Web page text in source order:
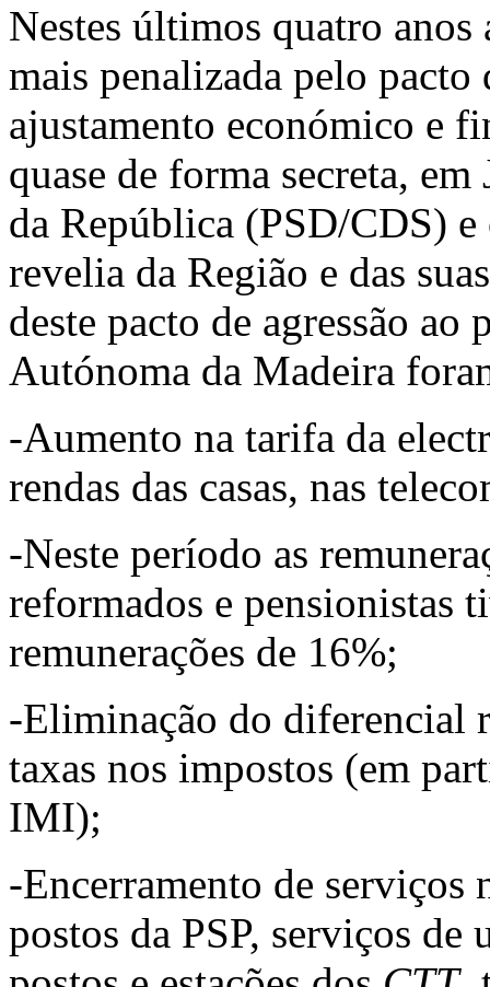
Nestes últimos quatro
mais penalizada pelo pacto
ajustamento económico e
quase de forma secreta,
da República (PSD/CDS)
revelia da Região e das
deste pacto de agressão
Autónoma da Madeira
-Aumento na tarifa da
rendas das casas, nas
-Neste período as
reformados e pensionistas
remunerações de 16%;
-Eliminação do diferencial
taxas nos impostos (em
IMI);
-Encerramento de serviços
postos da PSP, serviços de